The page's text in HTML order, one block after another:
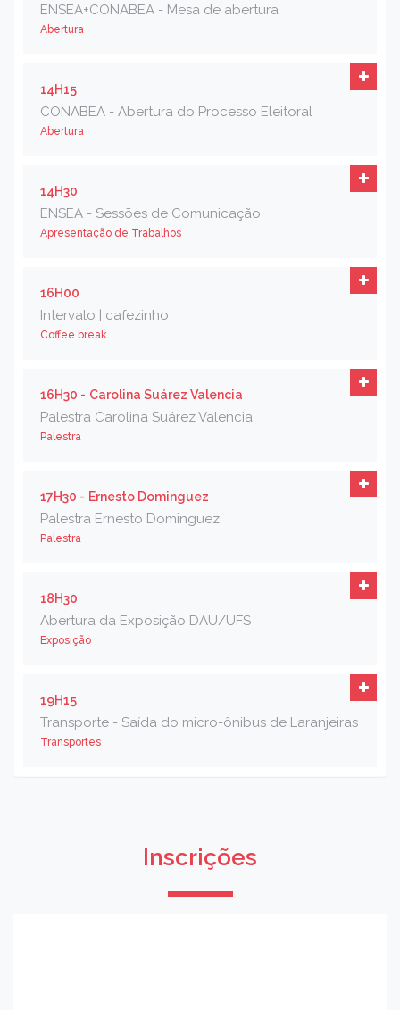
ENSEA+CONABEA - Mesa de abertura
Abertura
14H15
CONABEA - Abertura do Processo Eleitoral
Abertura
14H30
ENSEA - Sessões de Comunicação
Apresentação de Trabalhos
16H00
Intervalo | cafezinho
Coffee break
16H30 - Carolina Suárez Valencia
Palestra Carolina Suárez Valencia
Palestra
17H30 - Ernesto Dominguez
Palestra Ernesto Dominguez
Palestra
18H30
Abertura da Exposição DAU/UFS
Exposição
19H15
Transporte - Saída do micro-ônibus de Laranjeiras
Transportes
Inscrições